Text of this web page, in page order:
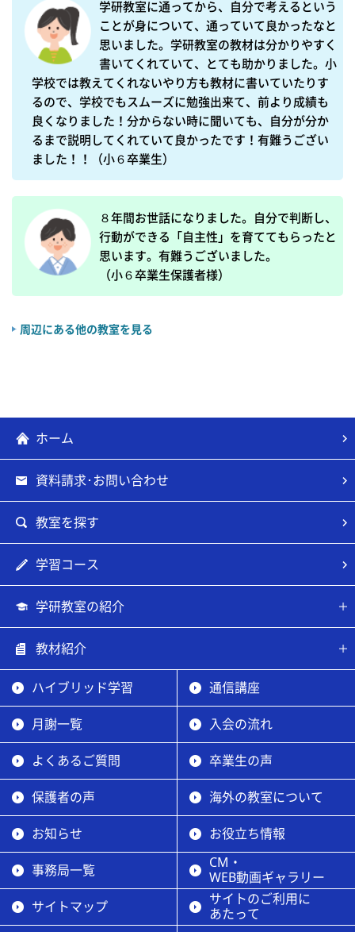
学研教室に通ってから、自分で考えるという
ことが身について、通っていて良かったなと
思いました。学研教室の教材は分かりやすく
書いてくれていて、とても助かりました。小
学校では教えてくれないやり方も教材に書いていたりす
るので、学校でもスムーズに勉強出来て、前より成績も
良くなりました！分からない時に聞いても、自分が分か
るまで説明してくれていて良かったです！有難うござい
ました！！（小６卒業生）
８年間お世話になりました。自分で判断し、
行動ができる「自主性」を育ててもらったと
思います。有難うございました。
（小６卒業生保護者様）
周辺にある他の教室を見る
ホーム
資料請求･お問い合わせ
教室を探す
学習コース
学研教室の紹介
教材紹介
ハイブリッド学習 通信講座
月謝一覧 入会の流れ
よくあるご質問 卒業生の声
保護者の声 海外の教室について
お知らせ お役立ち情報
事務局一覧
CM・
WEB動画ギャラリー
サイトマップ
サイトのご利用に
あたって